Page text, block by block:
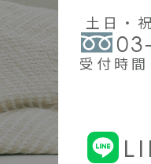
土日・
受付時